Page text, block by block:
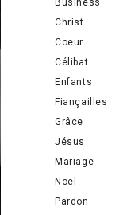
Business
Christ
Coeur
Célibat
Enfants
Fiançailles
Grâce
Jésus
Mariage
Noël
Pardon